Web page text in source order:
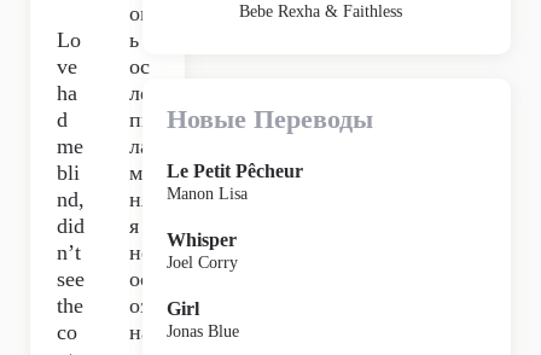
Lo
ve
ha
d
me
bli
nd,
did
n’t
see
the
co
ов
ь
ос
ле
пи
ла
ме
ня,
я
не
ос
оз
на
Bebe Rexha & Faithless
Новые Переводы
Le Petit Pêcheur
Manon Lisa
Whisper
Joel Corry
Girl
Jonas Blue